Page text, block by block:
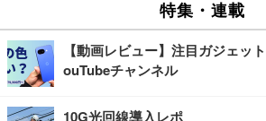
特集・連載
【動画レビュー】注目ガジェッ
ouTubeチャンネル
10G光回線導入レポ